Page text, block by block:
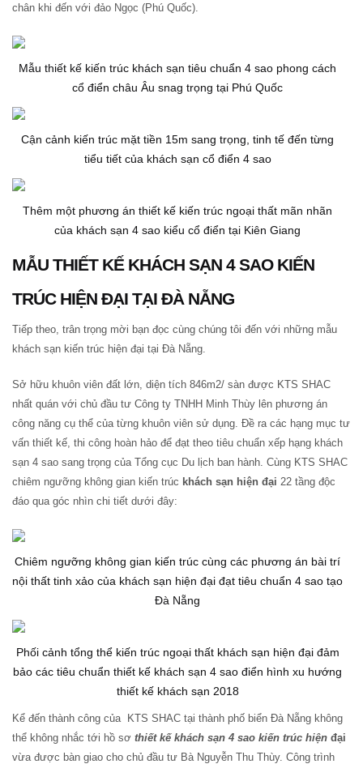
chân khi đến với đảo Ngọc (Phú Quốc).
Mẫu thiết kế kiến trúc khách sạn tiêu chuẩn 4 sao phong cách
cổ điển châu Âu snag trọng tại Phú Quốc
Cận cảnh kiến trúc mặt tiền 15m sang trọng, tinh tế đến từng
tiểu tiết của khách sạn cổ điển 4 sao
Thêm một phương án thiết kế kiến trúc ngoại thất mãn nhãn
của khách sạn 4 sao kiểu cổ điển tại Kiên Giang
MẪU THIẾT KẾ KHÁCH SẠN 4 SAO KIẾN
TRÚC HIỆN ĐẠI TẠI ĐÀ NẴNG
Tiếp theo, trân trọng mời bạn đọc cùng chúng tôi đến với những mẫu
khách sạn kiến trúc hiện đại tại Đà Nẵng.
Sở hữu khuôn viên đất lớn, diện tích 846m2/ sàn được KTS SHAC
nhất quán với chủ đầu tư Công ty TNHH Minh Thùy lên phương án
công năng cụ thể của từng khuôn viên sử dụng. Đề ra các hạng mục tư
vấn thiết kế, thi công hoàn hảo để đạt theo tiêu chuẩn xếp hạng khách
sạn 4 sao sang trọng của Tổng cục Du lịch ban hành. Cùng KTS SHAC
chiêm ngưỡng không gian kiến trúc khách sạn hiện đại 22 tầng độc
đáo qua góc nhìn chi tiết dưới đây:
Chiêm ngưỡng không gian kiến trúc cùng các phương án bài trí
nội thất tinh xảo của khách sạn hiện đại đạt tiêu chuẩn 4 sao tạo
Đà Nẵng
Phối cảnh tổng thể kiến trúc ngoại thất khách sạn hiện đại đảm
bảo các tiêu chuẩn thiết kế khách sạn 4 sao điển hình xu hướng
thiết kế khách sạn 2018
Kể đến thành công của KTS SHAC tại thành phố biển Đà Nẵng không
thể không nhắc tới hồ sơ thiết kế khách sạn 4 sao kiến trúc hiện đại
vừa được bàn giao cho chủ đầu tư Bà Nguyễn Thu Thùy. Công trình